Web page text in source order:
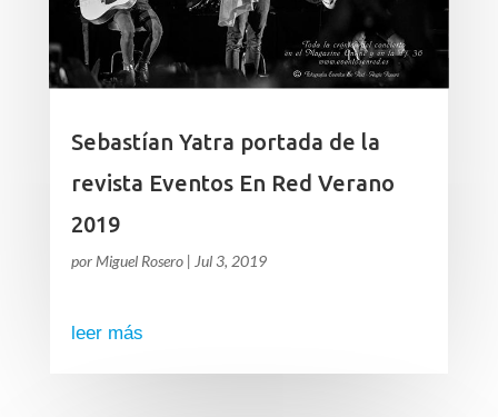
Sebastían Yatra portada de la
revista Eventos En Red Verano
2019
porMiguel Rosero| Jul 3, 2019
leer más